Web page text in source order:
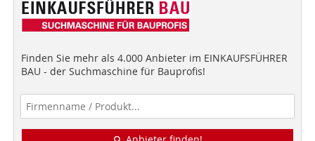
Finden Sie mehr als 4.000 Anbieter im EINKAUFSFÜHRER
BAU - der Suchmaschine für Bauprofis!